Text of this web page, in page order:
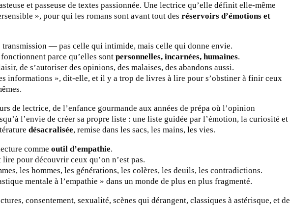
et passeuse de textes passionnée. Une lectrice qu’elle définit elle-même
», pour qui les romans sont avant tout des réservoirs d’émotions et
transmission — pas celle qui intimide, mais celle qui donne envie.
parce qu’elles sont personnelles, incarnées, humaines.
de s’autoriser des opinions, des malaises, des abandons aussi.
informations », dit-elle, et il y a trop de livres à lire pour s’obstiner à finir ceux
de lectrice, de l’enfance gourmande aux années de prépa où l’opinion
l’envie de créer sa propre liste : une liste guidée par l’émotion, la curiosité et
désacralisée, remise dans les sacs, les mains, les vies.
comme outil d’empathie.
pour découvrir ceux qu’on n’est pas.
les hommes, les générations, les colères, les deuils, les contradictions.
mentale à l’empathie » dans un monde de plus en plus fragmenté.
consentement, sexualité, scènes qui dérangent, classiques à astérisque, et de